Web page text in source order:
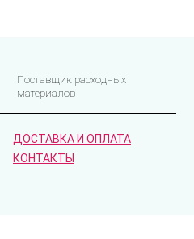
Поставщик расходных
материалов
ДОСТАВКА И ОПЛАТА
КОНТАКТЫ